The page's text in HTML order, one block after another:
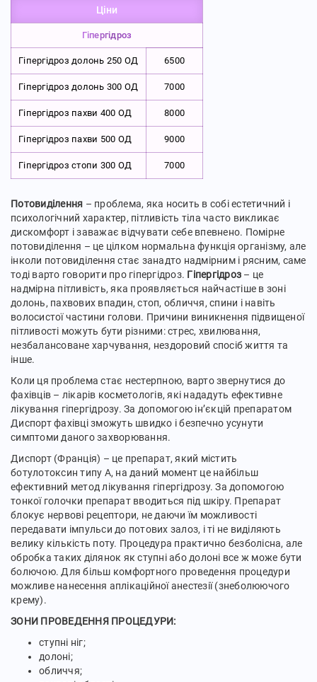
Ціни
Гіпергідроз
Гіпергідроз долонь 250 ОД 6500
Гіпергідроз долонь 300 ОД 7000
Гіпергідроз пахви 400 ОД 8000
Гіпергідроз пахви 500 ОД 9000
Гіпергідроз стопи 300 ОД 7000
Потовиділення – проблема, яка носить в собі естетичний і
психологічний характер, пітливість тіла часто викликає
дискомфорт і заважає відчувати себе впевнено. Помірне
потовиділення – це цілком нормальна функція організму, але
інколи потовиділення стає занадто надмірним і рясним, саме
тоді варто говорити про гіпергідроз. Гіпергідроз – це
надмірна пітливість, яка проявляється найчастіше в зоні
долонь, пахвових впадин, стоп, обличчя, спини і навіть
волосистої частини голови. Причини виникнення підвищеної
пітливості можуть бути різними: стрес, хвилювання,
незбалансоване харчування, нездоровий спосіб життя та
інше.
Коли ця проблема стає нестерпною, варто звернутися до
фахівців – лікарів косметологів, які нададуть ефективне
лікування гіпергідрозу. За допомогою ін’єкцій препаратом
Диспорт фахівці зможуть швидко і безпечно усунути
симптоми даного захворювання.
Диспорт (Франція) – це препарат, який містить
ботулοтοксин типу А, на даний момент це найбільш
ефективний метод лікування гіпергідрозу. За допомогою
тонкої голочки препарат вводиться під шкіру. Препарат
блокує нервові рецептори, не даючи їм можливості
передавати імпульси до потових залоз, і ті не виділяють
велику кількість поту. Процедура практично безболісна, але
обробка таких ділянок як ступні або долоні все ж може бути
болючою. Для більш комфортного проведення процедури
можливе нанесення аплікаційної анестезії (знеболюючого
крему).
ЗОНИ ПРОВЕДЕННЯ ПРОЦЕДУРИ:
ступні ніг;
долоні;
обличчя;